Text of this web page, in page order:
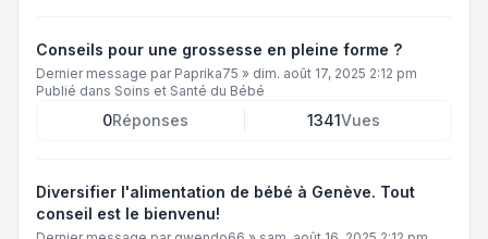
Conseils pour une grossesse en pleine forme ?
Dernier message par Paprika75 » dim. août 17, 2025 2:12 pm
Publié dans Soins et Santé du Bébé
0Réponses 1341Vues
Diversifier l'alimentation de bébé à Genève. Tout
conseil est le bienvenu!